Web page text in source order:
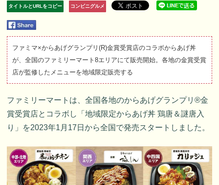
タイトルとURLをコピー コンビニグルメ
ファミマ×からあげグランプリ(R)金賞受賞店のコラボからあげ丼
が、全国のファミリーマート8エリアにて販売開始。各地の金賞受賞
店が監修したメニューを地域限定販売する
ファミリーマートは、全国各地のからあげグランプリ®金
賞受賞店とコラボし「地域限定からあげ丼 鶏唐＆謎唐入
り」を2023年1月17日から全国で発売スタートしました。